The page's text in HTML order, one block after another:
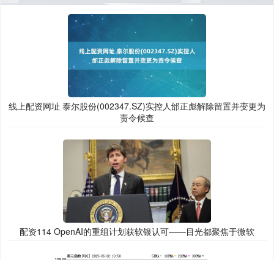
线上配资网址 泰尔股份(002347.SZ)实控人邰正彪解除留置并变更为
责令候查
配资114 OpenAI的重组计划获软银认可——目光都聚焦于微软